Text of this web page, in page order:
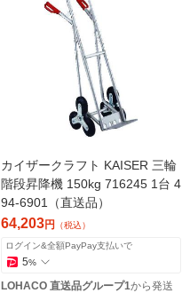
カイザークラフト KAISER 三輪
階段昇降機 150kg 716245 1台 4
94-6901（直送品）
64,203円 （税込）
ログイン&全額PayPay支払いで
5%
LOHACO 直送品グループ1から発送